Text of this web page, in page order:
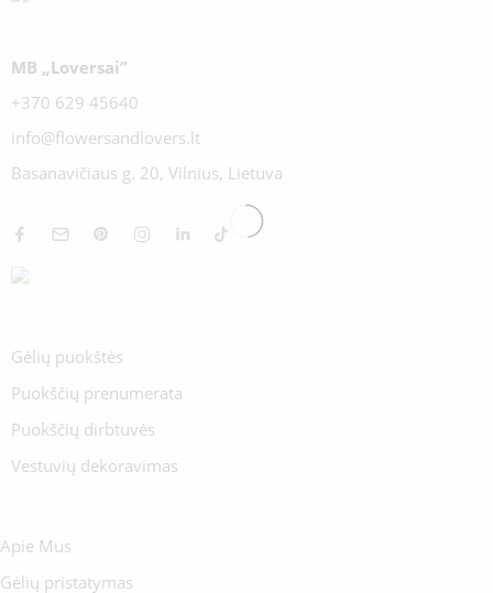
MB „Loversai”
+370 629 45640
info@flowersandlovers.lt
Basanavičiaus g. 20, Vilnius, Lietuva
Gėlių puokštės
Puokščių prenumerata
Puokščių dirbtuvės
Vestuvių dekoravimas
Apie Mus
Gėlių pristatymas